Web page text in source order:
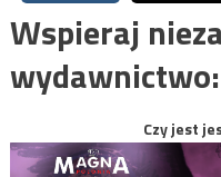
Wspieraj
wydawnictwo:
Czy jest